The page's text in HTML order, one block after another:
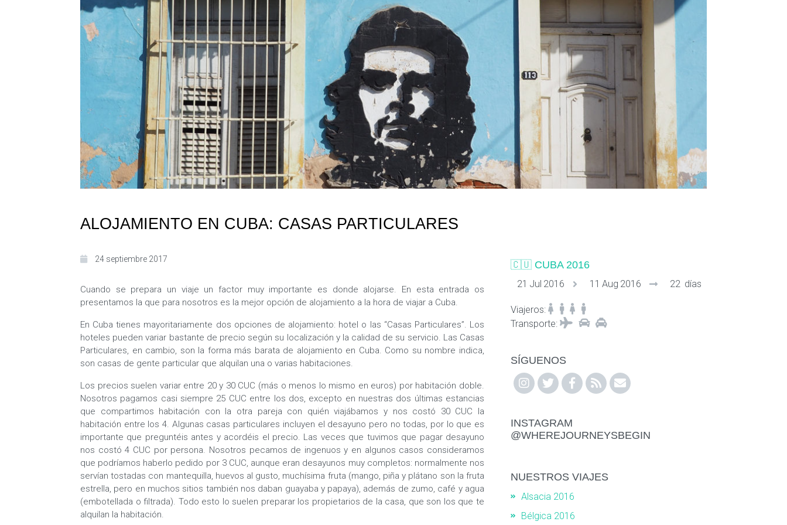
ALOJAMIENTO EN CUBA: CASAS PARTICULARES
24 septiembre 2017
Cuando se prepara un viaje un factor muy importante es donde alojarse. En esta entrada os
presentamos la que para nosotros es la mejor opción de alojamiento a la hora de viajar a Cuba.
En Cuba tienes mayoritariamente dos opciones de alojamiento: hotel o las “Casas Particulares”. Los
hoteles pueden variar bastante de precio según su localización y la calidad de su servicio. Las Casas
Particulares, en cambio, son la forma más barata de alojamiento en Cuba. Como su nombre indica,
son casas de gente particular que alquilan una o varias habitaciones.
Los precios suelen variar entre 20 y 30 CUC (más o menos lo mismo en euros) por habitación doble.
Nosotros pagamos casi siempre 25 CUC entre los dos, excepto en nuestras dos últimas estancias
que compartimos habitación con la otra pareja con quién viajábamos y nos costó 30 CUC la
habitación entre los 4. Algunas casas particulares incluyen el desayuno pero no todas, por lo que es
importante que preguntéis antes y acordéis el precio. Las veces que tuvimos que pagar desayuno
nos costó 4 CUC por persona. Nosotros pecamos de ingenuos y en algunos casos consideramos
que podríamos haberlo pedido por 3 CUC, aunque eran desayunos muy completos: normalmente nos
servían tostadas con mantequilla, huevos al gusto, muchísima fruta (mango, piña y plátano son la fruta
estrella, pero en muchos sitios también nos daban guayaba y papaya), además de zumo, café y agua
(embotellada o filtrada). Todo esto lo suelen preparar los propietarios de la casa, que son los que te
alquilan la habitación.
🇨🇺 CUBA 2016
21 Jul 2016 11 Aug 2016 22 días
Viajeros:
Transporte:
SÍGUENOS
INSTAGRAM
@WHEREJOURNEYSBEGIN
NUESTROS VIAJES
Alsacia 2016
Bélgica 2016